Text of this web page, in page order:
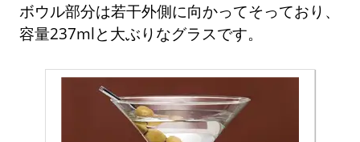
ボウル部分は若干外側に向かってそっており、
容量237mlと大ぶりなグラスです。